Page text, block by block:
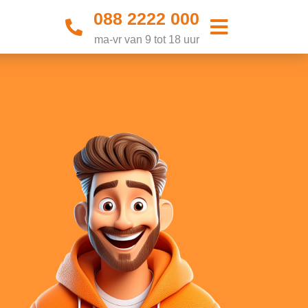
088 2222 000
ma-vr van 9 tot 18 uur